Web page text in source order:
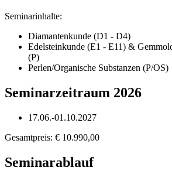
Seminarinhalte:
Diamantenkunde (D1 - D4)
Edelsteinkunde (E1 - E11) &
(P)
Perlen/Organische Substanzen (P/OS)
Seminarzeitraum 2026
17.06.-01.10.2027
Gesamtpreis: € 10.990,00
Seminarablauf